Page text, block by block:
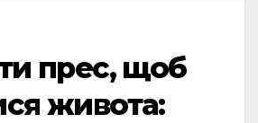
прес, щоб
живота: